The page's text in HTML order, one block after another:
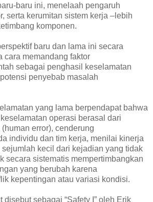
baru ini, menelaah pengaruh
serta kerumitan sistem kerja –lebih
komponen.
baru dan lama ini secara
cara memandang faktor
sebagai penghasil keselamatan
penyebab masalah
yang lama berpendapat bahwa
operasi berasal dari
error), cenderung
individu dan tim kerja, menilai kinerja
kecil dari kejadian yang tidak
secara sistematis mempertimbangkan
yang berubah karena
kepentingan atau variasi kondisi.
disebut sebagai “Safety I” oleh Erik